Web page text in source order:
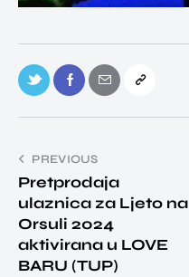
PREVIOUS
Pretprodaja
ulaznica za Ljeto na
Orsuli 2024
aktivirana u LOVE
BARU (TUP)